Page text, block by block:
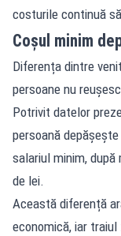
costurile continuă
Coșul minim
Diferența dintre
persoane nu
Potrivit datelor
persoană
salariul minim, după
de lei.
Această diferență
economică, iar